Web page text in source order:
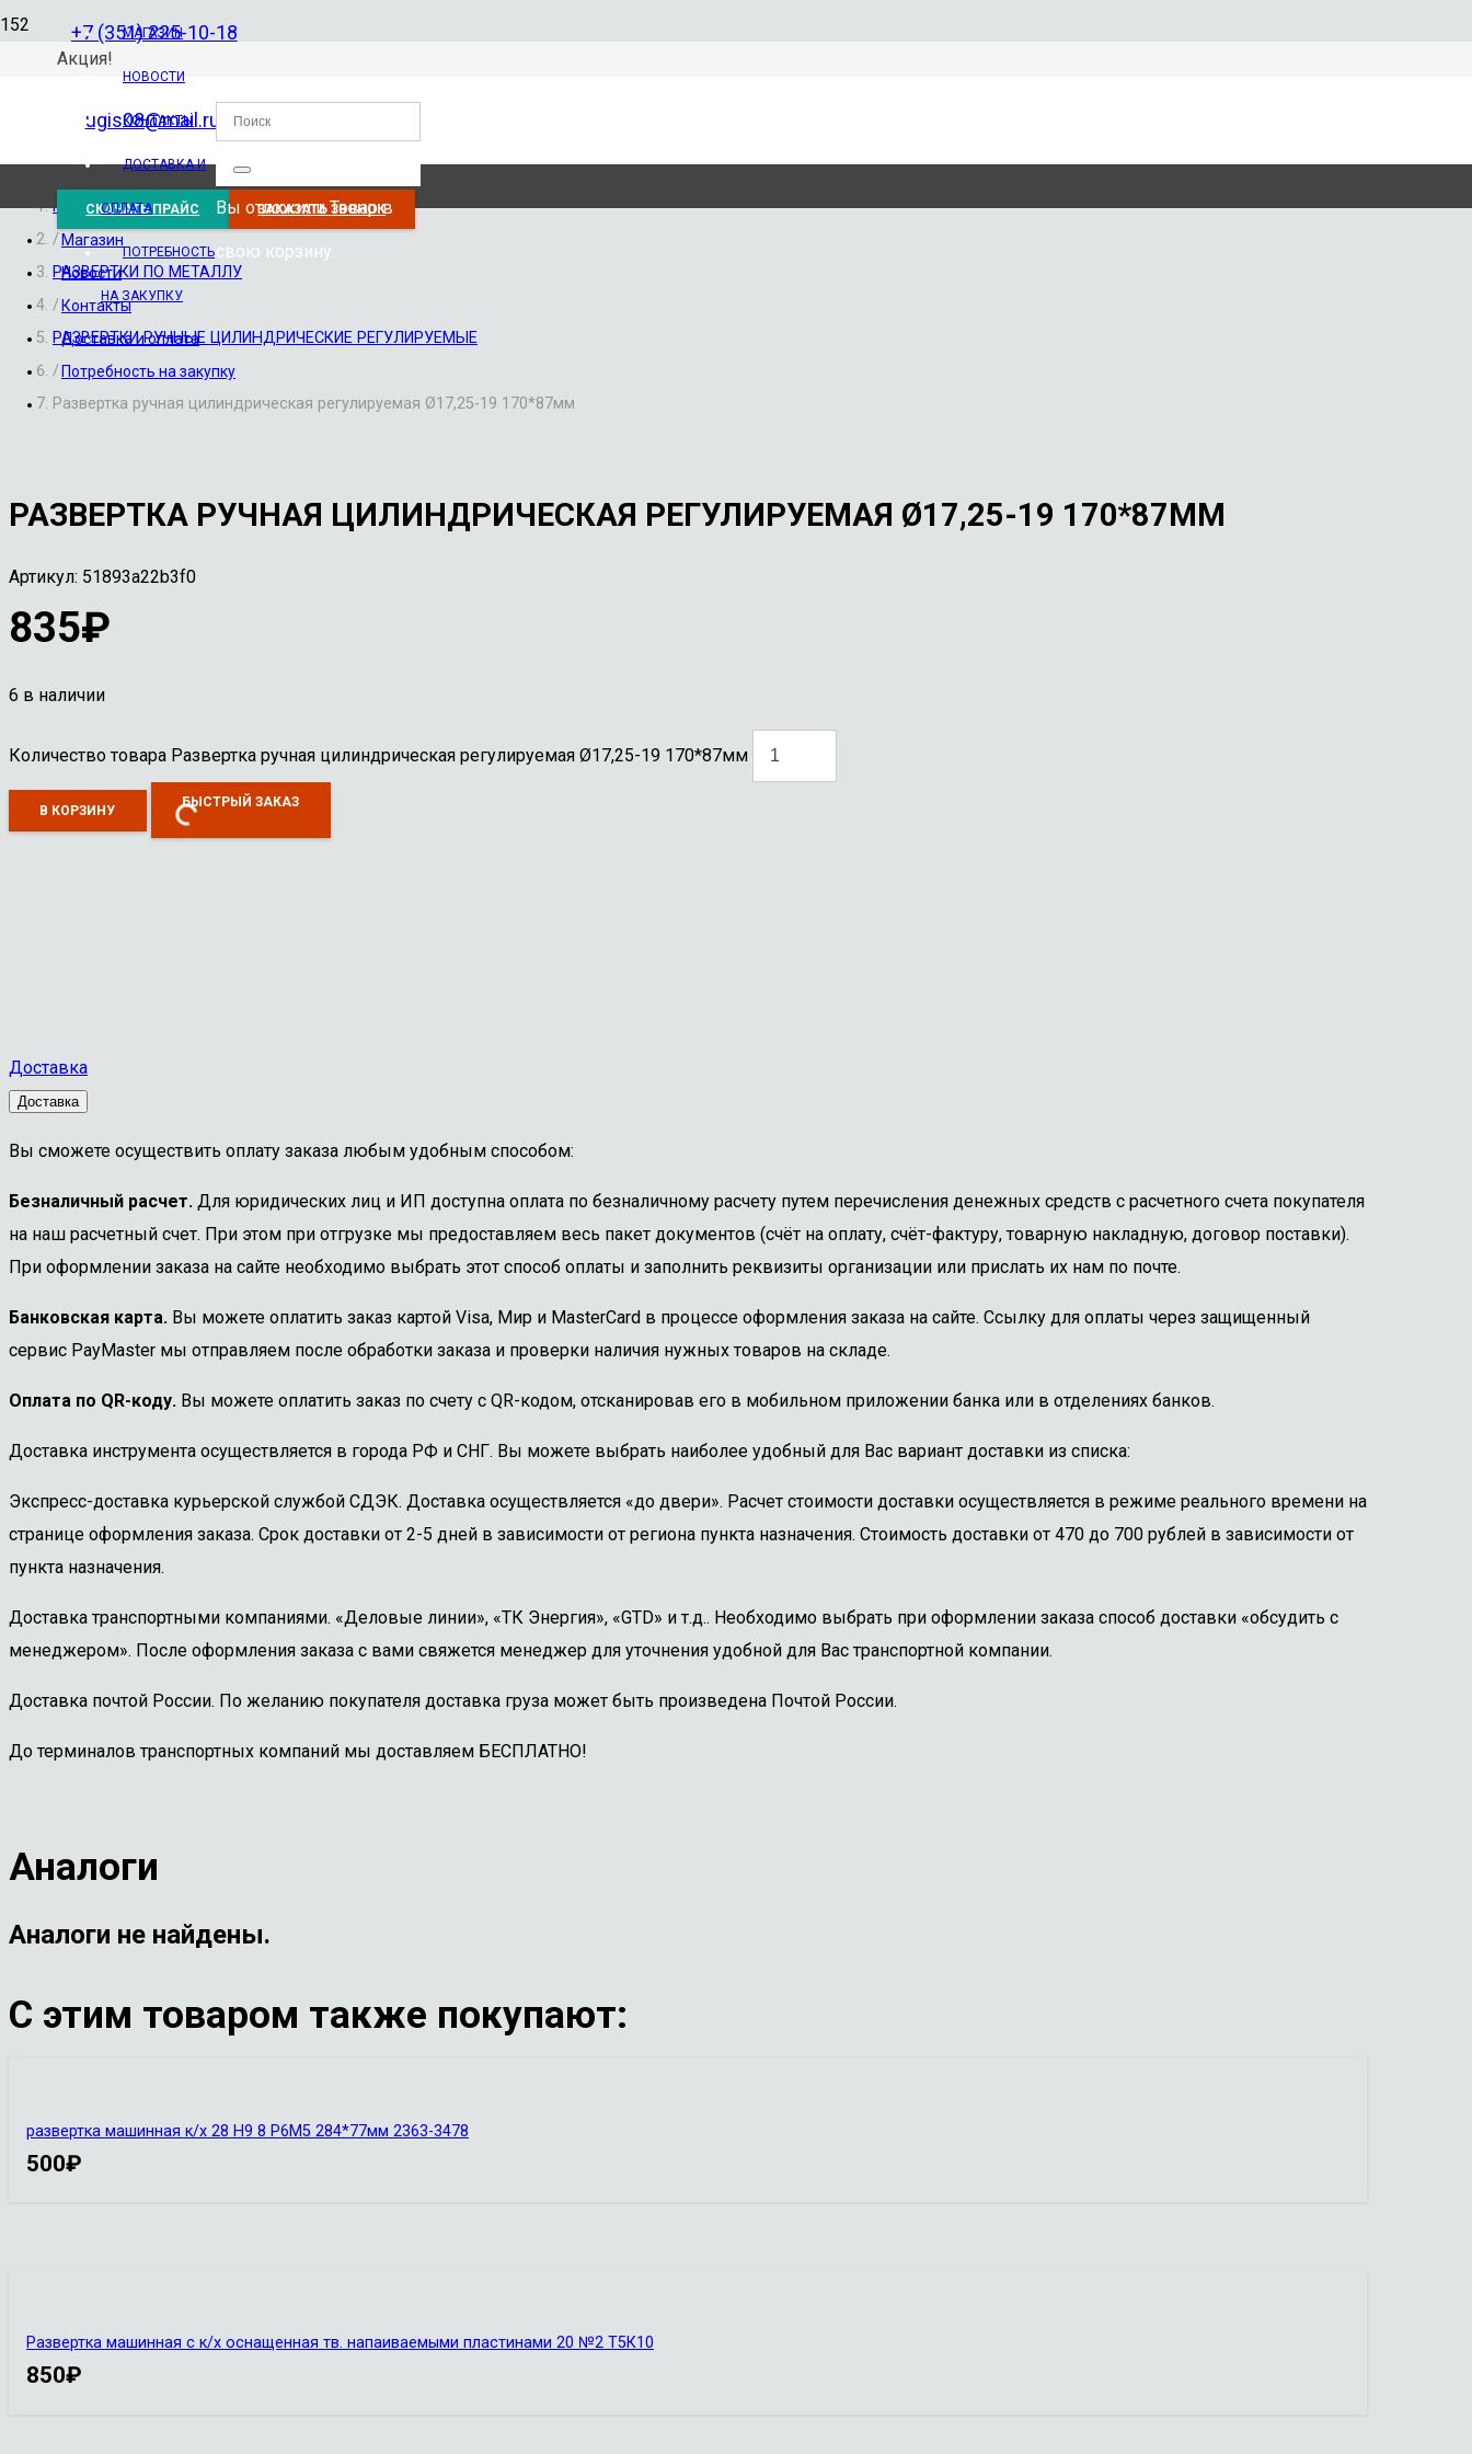
Акция!
+7 (351) 225-10-18
ugis08@mail.ru
СКАЧАТЬ ПРАЙС ЗАКАЗАТЬ ЗВОНОК
МАГАЗИН
НОВОСТИ
КОНТАКТЫ
ДОСТАВКА И
ОПЛАТА
ПОТРЕБНОСТЬ
НА ЗАКУПКУ
Вы отложилиТоварв
свою корзину.
Магазин
Новости
Контакты
Доставка и оплата
Потребность на закупку
Главная
/
РАЗВЕРТКИ ПО МЕТАЛЛУ
/
РАЗВЕРТКИ РУЧНЫЕ ЦИЛИНДРИЧЕСКИЕ РЕГУЛИРУЕМЫЕ
/
Развертка ручная цилиндрическая регулируемая Ø17,25-19 170*87мм
РАЗВЕРТКА РУЧНАЯ ЦИЛИНДРИЧЕСКАЯ РЕГУЛИРУЕМАЯ Ø17,25-19 170*87ММ
Артикул: 51893a22b3f0
835₽
6 в наличии
Количество товара Развертка ручная цилиндрическая регулируемая Ø17,25-19 170*87мм
В КОРЗИНУ
БЫСТРЫЙ ЗАКАЗ
Доставка
Доставка
Вы сможете осуществить оплату заказа любым удобным способом:
Безналичный расчет. Для юридических лиц и ИП доступна оплата по безналичному расчету путем перечисления денежных средств с расчетного счета покупателя
на наш расчетный счет. При этом при отгрузке мы предоставляем весь пакет документов (счёт на оплату, счёт-фактуру, товарную накладную, договор поставки).
При оформлении заказа на сайте необходимо выбрать этот способ оплаты и заполнить реквизиты организации или прислать их нам по почте.
Банковская карта. Вы можете оплатить заказ картой Visa, Мир и MasterCard в процессе оформления заказа на сайте. Ссылку для оплаты через защищенный
сервис PayMaster мы отправляем после обработки заказа и проверки наличия нужных товаров на складе.
Оплата по QR-коду. Вы можете оплатить заказ по счету с QR-кодом, отсканировав его в мобильном приложении банка или в отделениях банков.
Доставка инструмента осуществляется в города РФ и СНГ. Вы можете выбрать наиболее удобный для Вас вариант доставки из списка:
Экспресс-доставка курьерской службой СДЭК. Доставка осуществляется «до двери». Расчет стоимости доставки осуществляется в режиме реального времени на
странице оформления заказа. Срок доставки от 2-5 дней в зависимости от региона пункта назначения. Стоимость доставки от 470 до 700 рублей в зависимости от
пункта назначения.
Доставка транспортными компаниями. «Деловые линии», «ТК Энергия», «GTD» и т.д.. Необходимо выбрать при оформлении заказа способ доставки «обсудить с
менеджером». После оформления заказа с вами свяжется менеджер для уточнения удобной для Вас транспортной компании.
Доставка почтой России. По желанию покупателя доставка груза может быть произведена Почтой России.
До терминалов транспортных компаний мы доставляем БЕСПЛАТНО!
Аналоги
Аналоги не найдены.
С этим товаром также покупают:
развертка машинная к/х 28 Н9 8 Р6М5 284*77мм 2363-3478
500₽
Развертка машинная с к/х оснащенная тв. напаиваемыми пластинами 20 №2 Т5К10
850₽